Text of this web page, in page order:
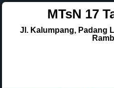
MTsN 17
Jl. Kalumpang, Padang